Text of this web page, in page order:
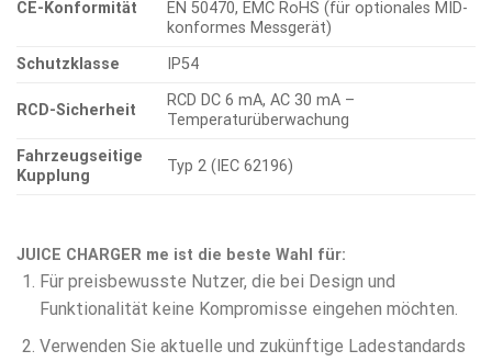
CE-Konformität
EN 50470, EMC RoHS (für optionales MID-
konformes Messgerät)
Schutzklasse
IP54
RCD-Sicherheit
RCD DC 6 mA, AC 30 mA –
Temperaturüberwachung
Fahrzeugseitige
Kupplung
Typ 2 (IEC 62196)
JUICE CHARGER me ist die beste Wahl für:
Für preisbewusste Nutzer, die bei Design und
Funktionalität keine Kompromisse eingehen möchten.
Verwenden Sie aktuelle und zukünftige Ladestandards